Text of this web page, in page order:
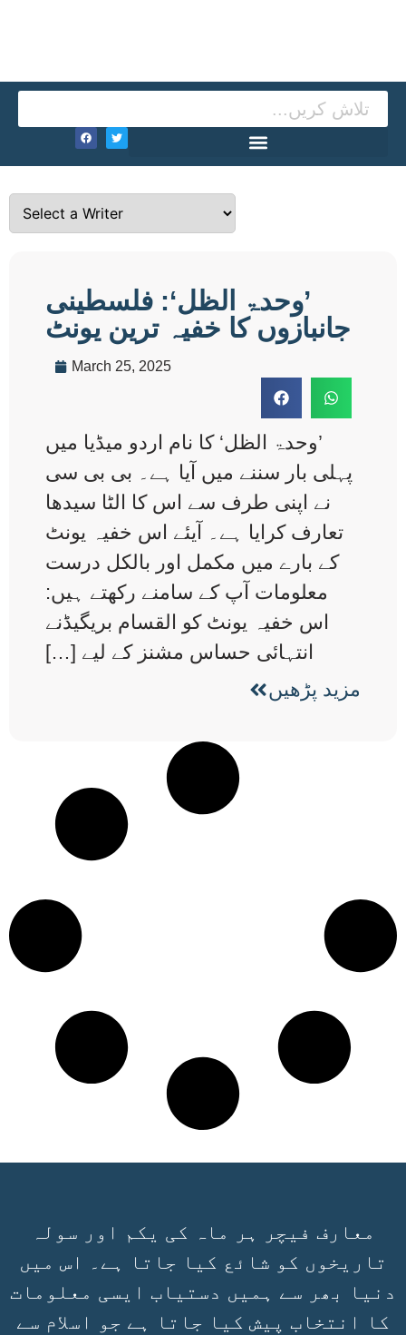
’وحدۃ الظل‘: فلسطینی
جانبازوں کا خفیہ ترین یونٹ
March 25, 2025
’وحدۃ الظل‘ کا نام اردو میڈیا میں
پہلی بار سننے میں آیا ہے۔ بی بی سی
نے اپنی طرف سے اس کا الٹا سیدھا
تعارف کرایا ہے۔ آیئے اس خفیہ یونٹ
کے بارے میں مکمل اور بالکل درست
معلومات آپ کے سامنے رکھتے ہیں:
اس خفیہ یونٹ کو القسام بریگیڈنے
انتہائی حساس مشنز کے لیے […]
مزید پڑھیں
معارف فیچر ہر ماہ کی یکم اور سولہ
تاریخوں کو شائع کیا جاتا ہے۔ اس میں
دنیا بھر سے ہمیں دستیاب ایسی معلومات
کا انتخاب پیش کیا جاتا ہے جو اسلام سے